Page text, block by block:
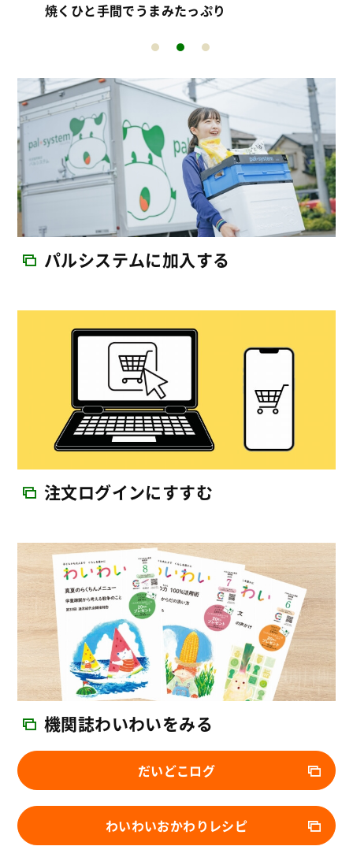
焼くひと手間でうまみたっぷり
パルシステムに加入する
注文ログインにすすむ
機関誌わいわいをみる
だいどこログ
わいわいおかわりレシピ